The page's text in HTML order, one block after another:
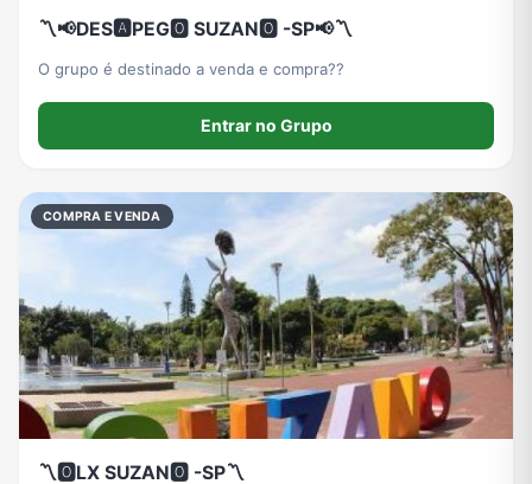
〽️📢DES🅰️PEG🅾️ SUZAN🅾️ -SP📢〽️
O grupo é destinado a venda e compra??
Entrar no Grupo
COMPRA E VENDA
〽️🅾️LX SUZAN🅾️ -SP〽️